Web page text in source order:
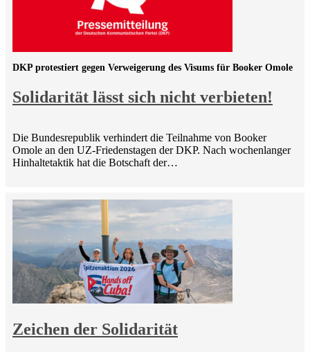
Solidarität lässt sich nicht verbieten!
DKP protestiert gegen Verweigerung des Visums für Booker Omole
Die Bundesrepublik verhindert die Teilnahme von Booker
Omole an den UZ-Friedenstagen der DKP. Nach wochenlanger
Hinhaltetaktik hat die Botschaft der…
Zeichen der Solidarität